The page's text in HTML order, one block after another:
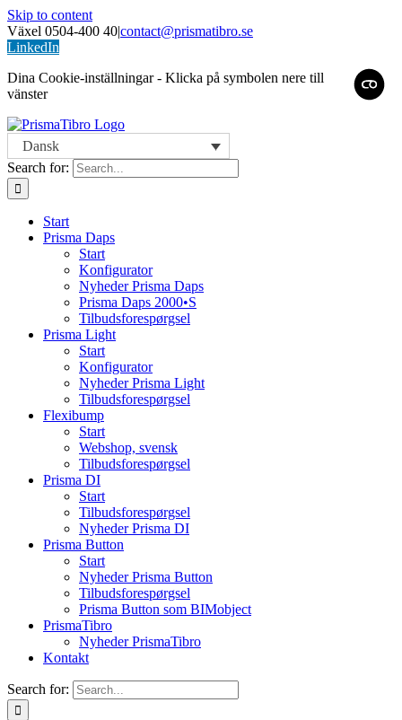
Skip to content
Växel 0504-400 40|contact@prismatibro.se
LinkedIn
Dina Cookie-inställningar - Klicka på symbolen nere till
vänster
Dansk
Search for:
Start
Prisma Daps
Start
Konfigurator
Nyheder Prisma Daps
Prisma Daps 2000•S
Tilbudsforespørgsel
Prisma Light
Start
Konfigurator
Nyheder Prisma Light
Tilbudsforespørgsel
Flexibump
Start
Webshop, svensk
Tilbudsforespørgsel
Prisma DI
Start
Tilbudsforespørgsel
Nyheder Prisma DI
Prisma Button
Start
Nyheder Prisma Button
Tilbudsforespørgsel
Prisma Button som BIMobject
PrismaTibro
Nyheder PrismaTibro
Kontakt
Search for: